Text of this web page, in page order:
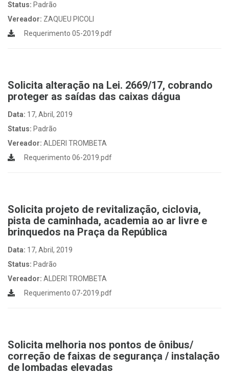
Status: Padrão
Vereador: ZAQUEU PICOLI
Requerimento 05-2019.pdf
Solicita alteração na Lei. 2669/17, cobrando
proteger as saídas das caixas dágua
Data: 17, Abril, 2019
Status: Padrão
Vereador: ALDERI TROMBETA
Requerimento 06-2019.pdf
Solicita projeto de revitalização, ciclovia,
pista de caminhada, academia ao ar livre e
brinquedos na Praça da República
Data: 17, Abril, 2019
Status: Padrão
Vereador: ALDERI TROMBETA
Requerimento 07-2019.pdf
Solicita melhoria nos pontos de ônibus/
correção de faixas de segurança / instalação
de lombadas elevadas